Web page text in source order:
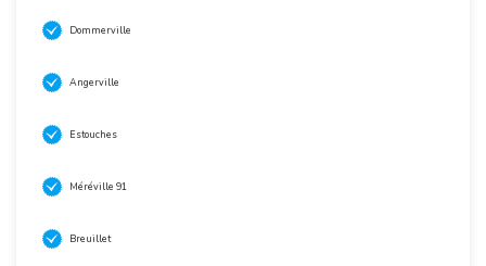
Dommerville
Angerville
Estouches
Méréville 91
Breuillet